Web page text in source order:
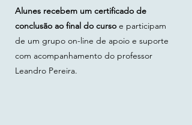
TEA e níveis de suporte Trissomia
21 Síndrome de Down
Sequenciamento de aula para
pessoas neurodiversas Anamnese
e Neurodiversidade Transtornos
Alunes recebem um certificado de
conclusão ao final do curso e participam
de um grupo on-line de apoio e suporte
com acompanhamento do professor
Leandro Pereira.